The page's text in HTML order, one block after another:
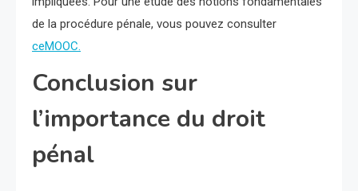
de la procédure pénale, vous pouvez consulter
ceMOOC.
Conclusion sur
l’importance du droit
pénal